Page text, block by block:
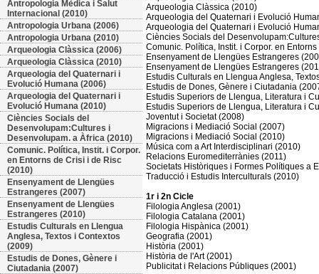
Antropologia Mèdica i Salut
Internacional (2010)
Antropologia Urbana (2006)
Antropologia Urbana (2010)
Arqueologia Clàssica (2006)
Arqueologia Clàssica (2010)
Arqueologia del Quaternari i
Evolució Humana (2006)
Arqueologia del Quaternari i
Evolució Humana (2010)
Ciències Socials del
Desenvolupam:Cultures i
Desenvolupam. a Àfrica (2010)
Comunic. Política, Instit. i Corpor.
en Entorns de Crisi i de Risc
(2010)
Ensenyament de Llengües
Estrangeres (2007)
Ensenyament de Llengües
Estrangeres (2010)
Estudis Culturals en Llengua
Anglesa, Textos i Contextos
(2009)
Estudis de Dones, Gènere i
Ciutadania (2007)
Arqueologia Clàssica (2010)
Arqueologia del Quaternari i Evolució
Arqueologia del Quaternari i Evolució
Ciències Socials del
Comunic. Política, Instit. i Corpor. en
Ensenyament de Llengües Estrangeres
Ensenyament de Llengües Estrangeres
Estudis Culturals en Llengua Anglesa,
Estudis de Dones, Gènere i Ciutadania
Estudis Superiors de Llengua, Literatura i
Estudis Superiors de Llengua, Literatura i
Joventut i Societat (2008)
Migracions i Mediació Social (2007)
Migracions i Mediació Social (2010)
Música com a Art Interdisciplinari (2010)
Relacions Euromediterrànies (2011)
Societats Històriques i Formes Polítiques a
Traducció i Estudis Interculturals (2010)
1r i 2n Cicle
Filologia Anglesa (2001)
Filologia Catalana (2001)
Filologia Hispànica (2001)
Geografia (2001)
Història (2001)
Història de l'Art (2001)
Publicitat i Relacions Públiques (2001)